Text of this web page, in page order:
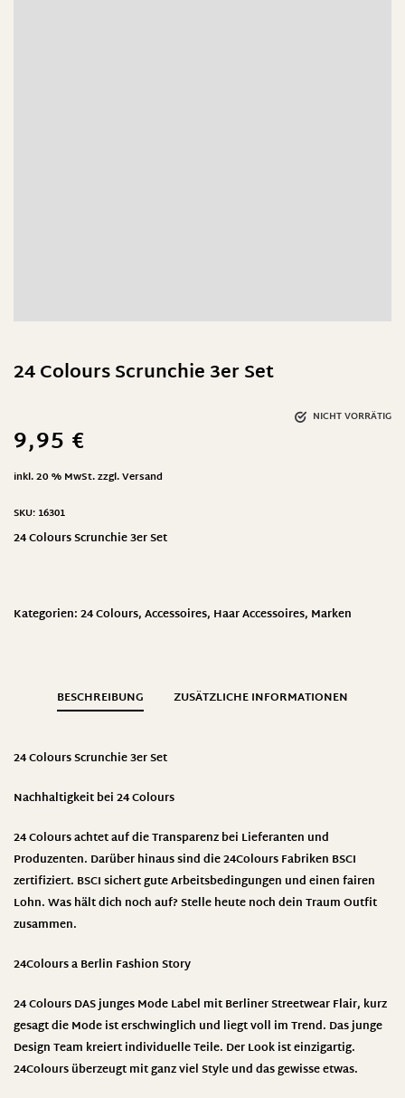
24 Colours Scrunchie 3er Set
NICHT VORRÄTIG
9,95 €
inkl. 20 % MwSt.zzgl.Versand
SKU: 16301
24 Colours Scrunchie 3er Set
Kategorien:24 Colours,Accessoires, Haar Accessoires, Marken
BESCHREIBUNG ZUSÄTZLICHE INFORMATIONEN
24 Colours Scrunchie 3er Set
Nachhaltigkeit bei 24 Colours
24 Colours achtet auf die Transparenz bei Lieferanten und
Produzenten. Darüber hinaus sind die 24Colours Fabriken BSCI
zertifiziert. BSCI sichert gute Arbeitsbedingungen und einen fairen
Lohn. Was hält dich noch auf? Stelle heute noch dein Traum Outfit
zusammen.
24Colours a Berlin Fashion Story
24 Colours DAS junges Mode Label mit Berliner Streetwear Flair, kurz
gesagt die Mode ist erschwinglich und liegt voll im Trend. Das junge
Design Team kreiert individuelle Teile. Der Look ist einzigartig.
24Colours überzeugt mit ganz viel Style und das gewisse etwas.